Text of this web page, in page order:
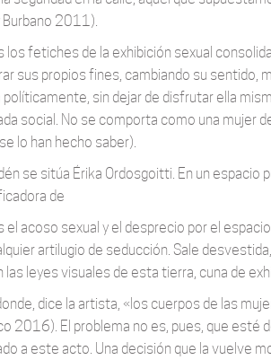
Burbano 2011).
los fetiches de la exhibición sexual
sus propios fines, cambiando su sentido,
sin dejar de disfrutar ella
social. No se comporta como una mujer
lo han hecho saber).
se sitúa Érika Ordosgoitti. En un
de
el acoso sexual y el desprecio por el
artilugio de seducción. Sale
leyes visuales de esta tierra, cuna de
dice la artista, «los cuerpos de las
2016). El problema no es, pues, que esté
a este acto. Una decisión que la vuelve